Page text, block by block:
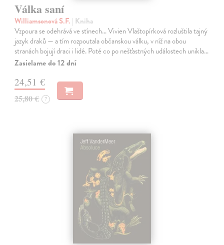
Válka saní
Williamsonová S.F. | Kniha
Vzpoura se odehrává ve stínech… Vivien Vlaštopírková rozluštila tajný
jazyk draků — a tím rozpoutala občanskou válku, v níž na obou
stranách bojují draci i lidé. Poté co po nešťastných událostech unikla…
Zasielame do 12 dní
24,51 €
25,80 € ?